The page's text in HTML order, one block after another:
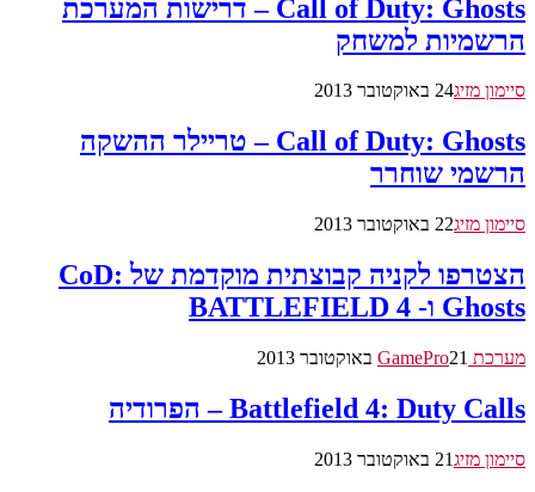
Call of Duty: Ghosts – דרישות המערכת
הרשמיות למשחק
סיימון מזיג24 באוקטובר 2013
Call of Duty: Ghosts – טריילר ההשקה
הרשמי שוחרר
סיימון מזיג22 באוקטובר 2013
הצטרפו לקניה קבוצתית מוקדמת של CoD:
Ghosts ו- BATTLEFIELD 4
מערכת GamePro 21 באוקטובר 2013
Battlefield 4: Duty Calls – הפרודיה
סיימון מזיג21 באוקטובר 2013